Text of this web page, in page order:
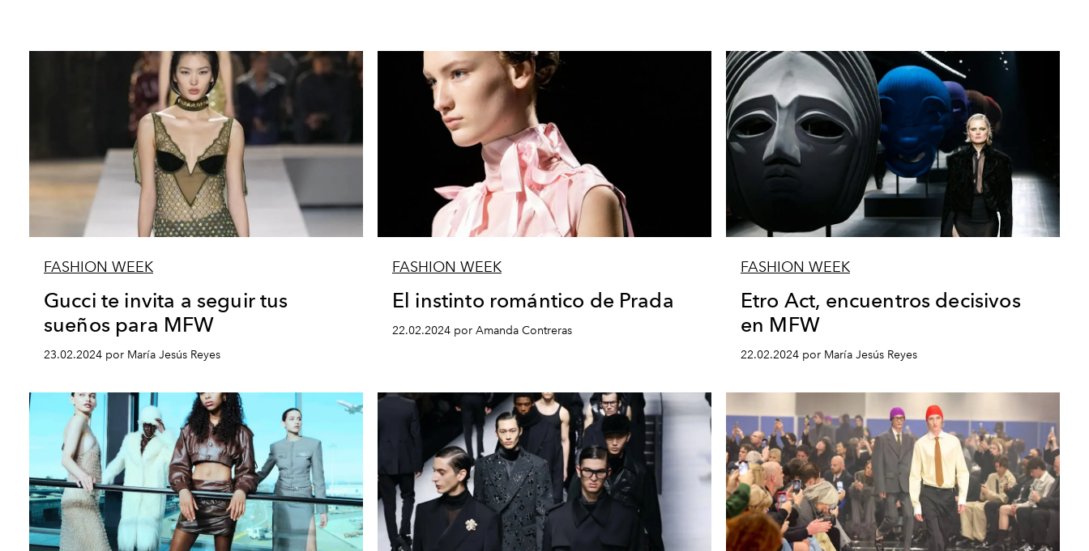
FASHION WEEK
Gucci te invita a seguir tus
sueños para MFW
23.02.2024 por María Jesús Reyes
FASHION WEEK
El instinto romántico de Prada
22.02.2024 por Amanda Contreras
FASHION WEEK
Etro Act, encuentros decisivos
en MFW
22.02.2024 por María Jesús Reyes